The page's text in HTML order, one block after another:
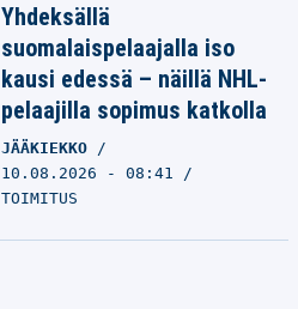
Yhdeksällä
suomalaispelaajalla iso
kausi edessä – näillä NHL-
pelaajilla sopimus katkolla
JÄÄKIEKKO
10.08.2026 - 08:41
TOIMITUS